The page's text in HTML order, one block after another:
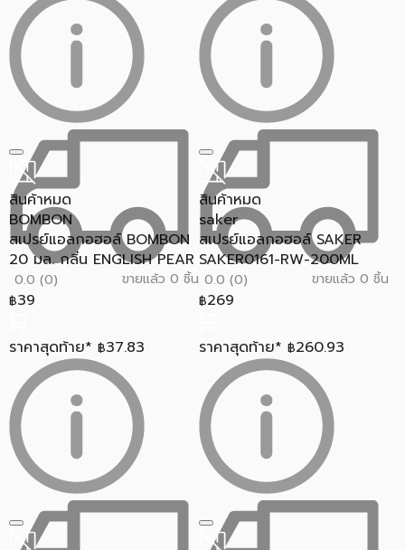
สินค้าหมด
BOMBON
สเปรย์แอลกอฮอล์ BOMBON
20 มล. กลิ่น ENGLISH PEAR
0.0 (0) ขายแล้ว 0 ชิ้น
฿39
ราคาสุดท้าย* ฿37.83
สินค้าหมด
saker
สเปรย์แอลกอฮอล์ SAKER
SAKER0161-RW-200ML
0.0 (0) ขายแล้ว 0 ชิ้น
฿269
ราคาสุดท้าย* ฿260.93